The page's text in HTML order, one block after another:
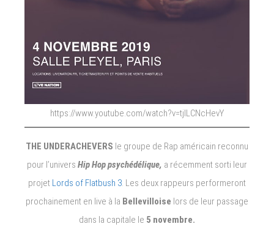
https://www.youtube.com/watch?v=tjILCNcHevY
THE UNDERACHEVERS le groupe de Rap américain reconnu
pour l’univers Hip Hop psychédélique, a récemment sorti leur
projet Lords of Flatbush 3. Les deux rappeurs performeront
prochainement en live à la Bellevilloise lors de leur passage
dans la capitale le 5 novembre.